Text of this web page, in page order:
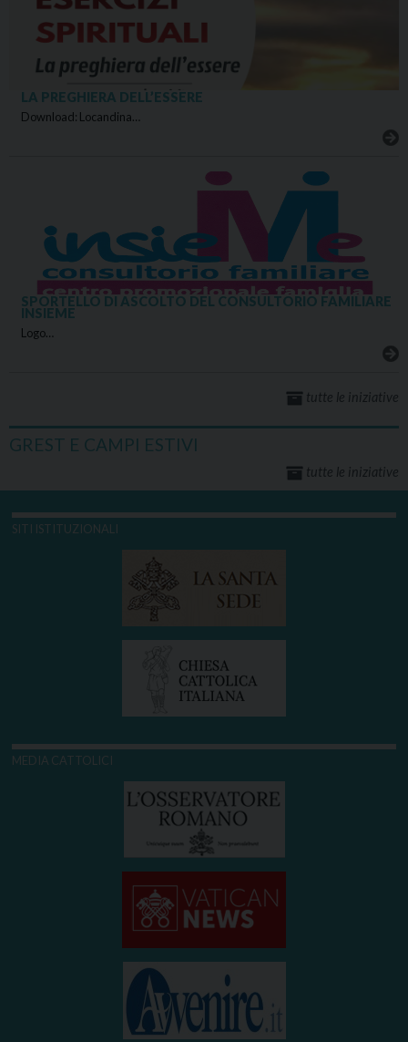
LA PREGHIERA DELL’ESSERE
Download: Locandina…
SPORTELLO DI ASCOLTO DEL CONSULTORIO FAMILIARE
INSIEME
Logo…
tutte le iniziative
GREST E CAMPI ESTIVI
tutte le iniziative
SITI ISTITUZIONALI
MEDIA CATTOLICI